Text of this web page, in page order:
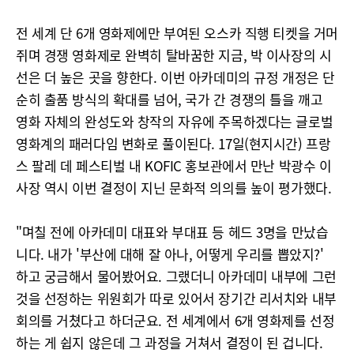
전 세계 단 6개 영화제에만 부여된 오스카 직행 티켓을 거머
쥐며 경쟁 영화제로 완벽히 탈바꿈한 지금, 박 이사장의 시
선은 더 높은 곳을 향한다. 이번 아카데미의 규정 개정은 단
순히 출품 방식의 확대를 넘어, 국가 간 경쟁의 틀을 깨고
영화 자체의 완성도와 창작의 자유에 주목하겠다는 글로벌
영화계의 패러다임 변화로 풀이된다. 17일(현지시간) 프랑
스 팔레 데 페스티벌 내 KOFIC 홍보관에서 만난 박광수 이
사장 역시 이번 결정이 지닌 문화적 의의를 높이 평가했다.
"며칠 전에 아카데미 대표와 부대표 등 헤드 3명을 만났습
니다. 내가 '부산에 대해 잘 아나, 어떻게 우리를 뽑았지?'
하고 궁금해서 물어봤어요. 그랬더니 아카데미 내부에 그런
것을 선정하는 위원회가 따로 있어서 장기간 리서치와 내부
회의를 거쳤다고 하더군요. 전 세계에서 6개 영화제를 선정
하는 게 쉽지 않은데 그 과정을 거쳐서 결정이 된 겁니다.